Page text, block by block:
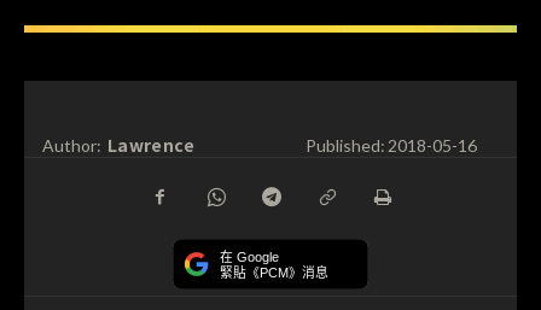
Author: Lawrence Published:2018-05-16
在 Google
緊貼《PCM》消息